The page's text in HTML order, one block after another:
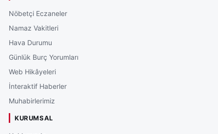
Nöbetçi Eczaneler
Namaz Vakitleri
Hava Durumu
Günlük Burç Yorumları
Web Hikâyeleri
İnteraktif Haberler
Muhabirlerimiz
KURUMSAL